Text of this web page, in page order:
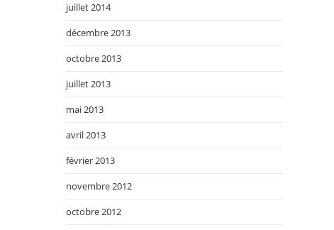
juillet 2014
décembre 2013
octobre 2013
juillet 2013
mai 2013
avril 2013
février 2013
novembre 2012
octobre 2012